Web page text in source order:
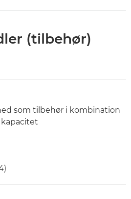
(tilbehør)
som tilbehør i kombination